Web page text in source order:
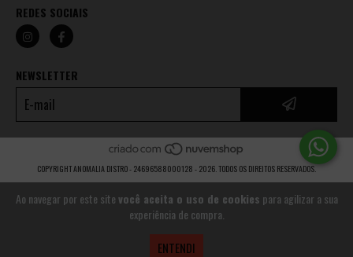
Ao navegar por este sitevocê aceita o uso de cookies para agilizar a sua
experiência de compra.
ENTENDI
REDES SOCIAIS
NEWSLETTER
COPYRIGHT ANOMALIA DISTRO - 24696588000128 - 2026. TODOS OS DIREITOS RESERVADOS.